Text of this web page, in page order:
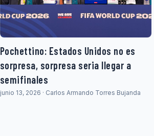
Pochettino: Estados Unidos no es
sorpresa, sorpresa seria llegar a
semifinales
junio 13, 2026 · Carlos Armando Torres Bujanda